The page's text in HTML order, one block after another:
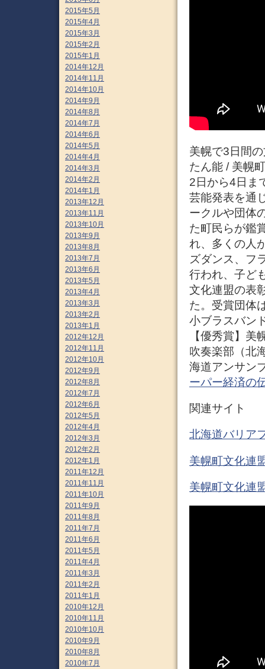
美幌で3日間
たん能 / 美幌
2日から4日ま
芸能発表を通
ークルや団体
た町民らが鑑
れ、多くの人
ズダンス、フ
行われ、子ど
文化連盟の表
た。受賞団体
小ブラスバン
【優秀賞】
吹奏楽部（北
海道アンサン
ーパー経済の
関連サイト
北海道バリア
美幌町文化連
美幌町文化連
2015年5月
2015年4月
2015年3月
2015年2月
2015年1月
2014年12月
2014年11月
2014年10月
2014年9月
2014年8月
2014年7月
2014年6月
2014年5月
2014年4月
2014年3月
2014年2月
2014年1月
2013年12月
2013年11月
2013年10月
2013年9月
2013年8月
2013年7月
2013年6月
2013年5月
2013年4月
2013年3月
2013年2月
2013年1月
2012年12月
2012年11月
2012年10月
2012年9月
2012年8月
2012年7月
2012年6月
2012年5月
2012年4月
2012年3月
2012年2月
2012年1月
2011年12月
2011年11月
2011年10月
2011年9月
2011年8月
2011年7月
2011年6月
2011年5月
2011年4月
2011年3月
2011年2月
2011年1月
2010年12月
2010年11月
2010年10月
2010年9月
2010年8月
2010年7月